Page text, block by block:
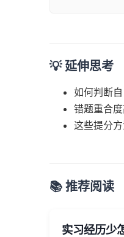
💡 延伸思考
如何判断
错题重合
这些提分
📚 推荐阅读
实习经历少